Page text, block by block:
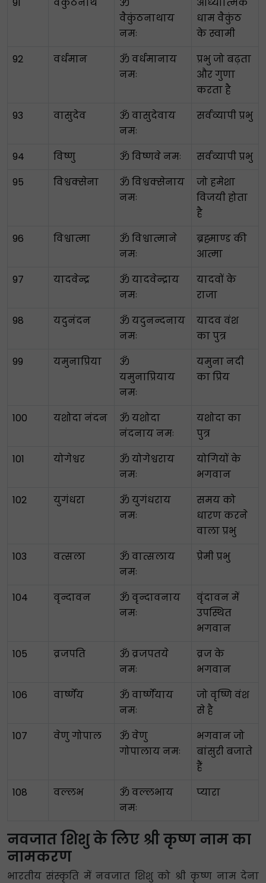
वैकुंठनाथाय
नमः
धाम वैकुंठ
के स्वामी
92
वर्धमान
ॐ वर्धमानाय
नमः
प्रभु जो बढ़ता
और गुणा
करता है
93
वासुदेव
ॐ वासुदेवाय
नमः
सर्वव्यापी प्रभु
94 विष्णु ॐ विष्णवे नमः
सर्वव्यापी प्रभु
95
विश्वक्सेना
ॐ विश्वक्सेनाय
नमः
जो हमेशा
विजयी होता
है
96
विश्वात्मा
ॐ विश्वात्माने
नमः
ब्रह्माण्ड की
आत्मा
97
यादवेन्द्र
ॐ यादवेन्द्राय
नमः
यादवों के
राजा
98
यदुनंदन
ॐ यदुनन्दनाय
नमः
यादव वंश
का पुत्र
99
यमुनाप्रिया
ॐ
यमुनाप्रियाय
नमः
यमुना नदी
का प्रिय
100 यशोदा नंदन
ॐ यशोदा
नंदनाय नमः
यशोदा का
पुत्र
101
योगेश्वर
ॐ योगेश्वराय
नमः
योगियों के
भगवान
102
युगंधरा
ॐ युगंधराय
नमः
समय को
धारण करने
वाला प्रभु
103
वत्सला
ॐ वात्सलाय
नमः
प्रेमी प्रभु
104 वृन्दावन
ॐ वृन्दावनाय
नमः
वृंदावन में
उपस्थित
भगवान
105
व्रजपति
ॐ व्रजपतये
नमः
व्रज के
भगवान
106
वार्ष्णेय
ॐ वार्ष्णेयाय
नमः
जो वृष्णि वंश
से है
107
वेणु गोपाल
ॐ वेणु
गोपालाय नमः
भगवान जो
बांसुरी बजाते
हैं
108
वल्लभ
ॐ वल्लभाय
नमः
प्यारा
नवजात शिशु के लिए श्री कृष्ण नाम का
नामकरण
भारतीय संस्कृति में नवजात शिशु को श्री कृष्ण नाम देना